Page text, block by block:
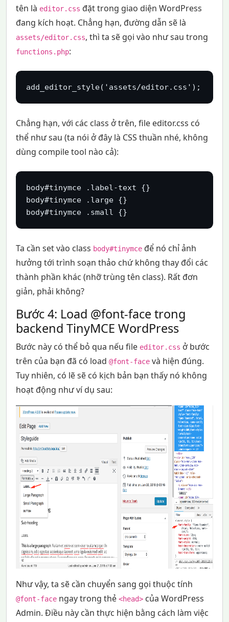
tên là editor.css đặt trong giao diện WordPress
đang kích hoạt. Chẳng hạn, đường dẫn sẽ là
assets/editor.css, thì ta sẽ gọi vào như sau trong
functions.php:
add_editor_style('assets/editor.css');
Chẳng hạn, với các class ở trên, file editor.css có
thể như sau (ta nói ở đây là CSS thuần nhé, không
dùng compile tool nào cả):
body#tinymce .label-text {}
body#tinymce .large {}
body#tinymce .small {}
Ta cần set vào class body#tinymceđể nó chỉ ảnh
hưởng tới trình soạn thảo chứ không thay đổi các
thành phần khác (nhỡ trùng tên class). Rất đơn
giản, phải không?
Bước 4: Load @font-face trong
backend TinyMCE WordPress
Bước này có thể bỏ qua nếu file editor.css ở bước
trên của bạn đã có load @font-facevà hiện đúng.
Tuy nhiên, có lẽ sẽ có kịch bản bạn thấy nó không
hoạt động như ví dụ sau:
Như vậy, ta sẽ cần chuyển sang gọi thuộc tính
@font-facengay trong thẻ <head>của WordPress
Admin. Điều này cần thực hiện bằng cách làm việc